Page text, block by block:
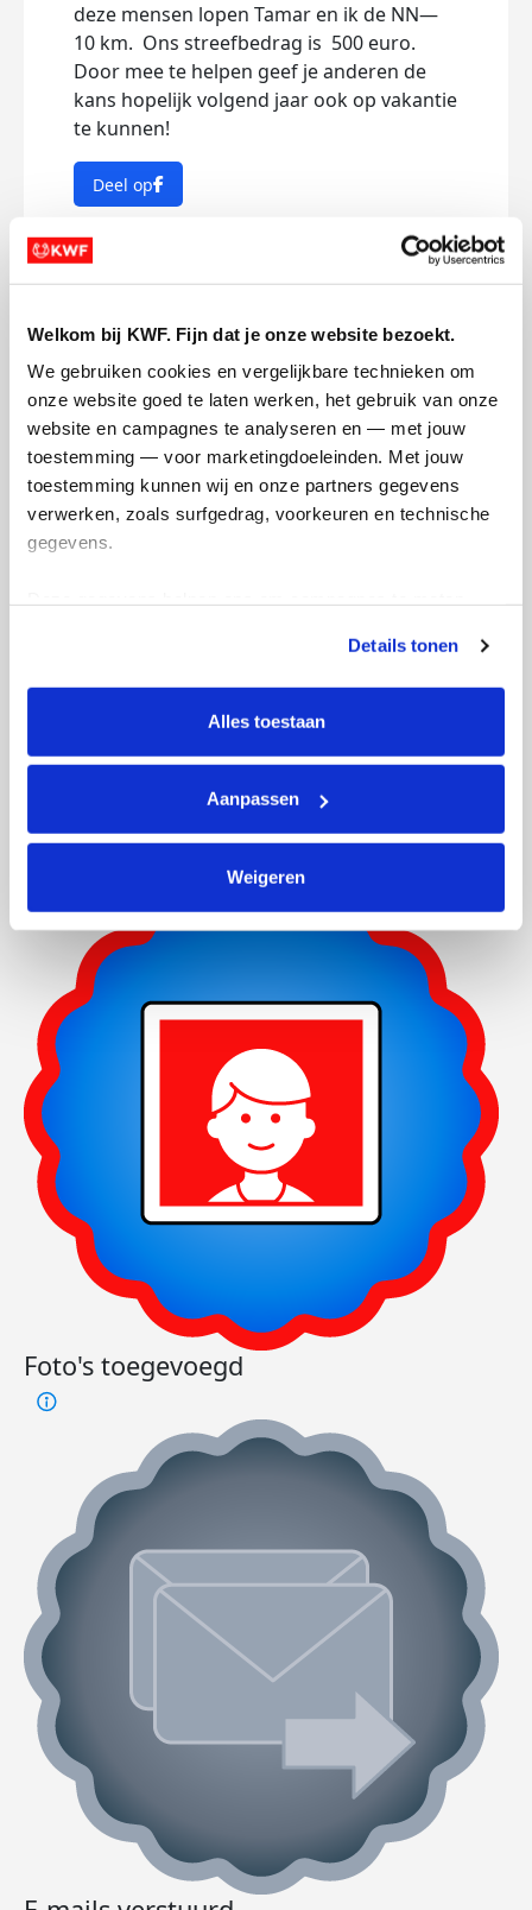
Welkom bij KWF. Fijn dat je onze website bezoekt.
We gebruiken cookies en vergelijkbare technieken om
onze website goed te laten werken, het gebruik van onze
website en campagnes te analyseren en — met jouw
toestemming — voor marketingdoeleinden. Met jouw
toestemming kunnen wij en onze partners gegevens
verwerken, zoals surfgedrag, voorkeuren en technische
gegevens.
tonen. Je kunt je toestemming op elk moment wijzigen of
intrekken via Cookie instellingen onderaan de pagina. De
lijst met cookies is te vinden in het tabblad “details”.
Details tonen
Alles toestaan
Aanpassen
Weigeren
deze mensen lopen Tamar en ik de NN—
10 km. Ons streefbedrag is 500 euro.
Door mee te helpen geef je anderen de
kans hopelijk volgend jaar ook op vakantie
te kunnen!
Deel op
Actiepagina gemaakt
Foto's toegevoegd